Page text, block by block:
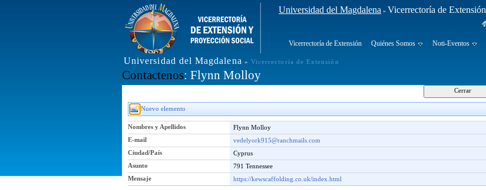
Universidad del Magdalena » Vicerrectoría de Extensión
Vicerrectoría de Extensión Quiénes Somos Noti-Eventos
Universidad del Magdalena » Vicerrectoría de Extensión
Contactenos: Flynn Molloy
Nuevo elemento
Nombres y Apellidos
Flynn Molloy
E-mail
vedelyork915@ranchmails.com
Ciudad/País
Cyprus
Asunto
791 Tennessee
Mensaje
https://kewscaffolding.co.uk/index.html